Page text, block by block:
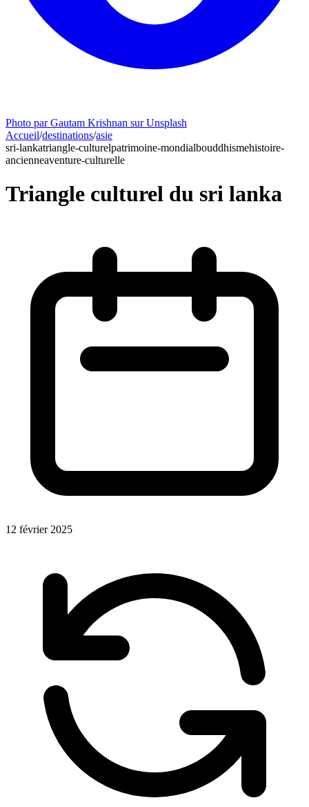
Photo par Gautam Krishnan sur Unsplash
Accueil/destinations/asie
sri-lankatriangle-culturelpatrimoine-mondialbouddhismehistoire-
ancienneaventure-culturelle
Triangle culturel du sri lanka
12 février 2025